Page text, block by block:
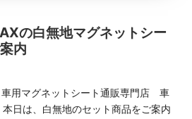
の白無地マグネットシー
内
用マグネットシート通販専門店 車
日は、白無地のセット商品をご案内